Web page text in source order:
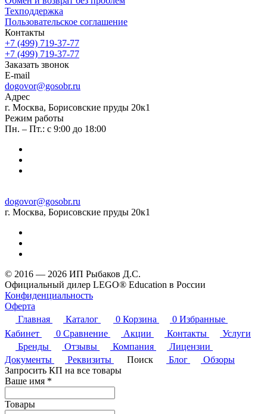
Техподдержка
Пользовательское соглашение
Контакты
+7 (499) 719-37-77
+7 (499) 719-37-77
Заказать звонок
E-mail
dogovor@gosobr.ru
Адрес
г. Москва, Борисовские пруды 20к1
Режим работы
Пн. – Пт.: с 9:00 до 18:00
dogovor@gosobr.ru
г. Москва, Борисовские пруды 20к1
© 2016 — 2026 ИП Рыбаков Д.С.
Официальный дилер LEGO® Education в России
Конфиденциальность
Оферта
Главная
Каталог 0 Корзина 0 Избранные
Кабинет
0 Сравнение Акции Контакты
Услуги
Бренды
Отзывы Компания
Лицензии
Документы
Реквизиты Поиск Блог
Обзоры
Запросить КП на все товары
Ваше имя *
Товары